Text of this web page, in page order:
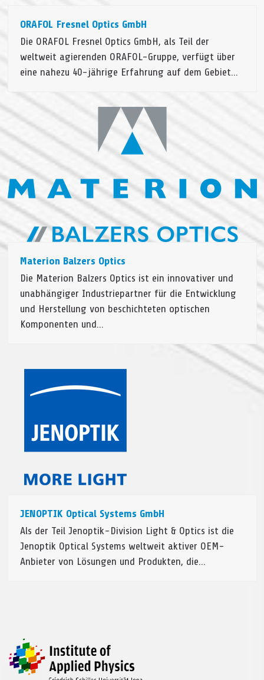
ORAFOL Fresnel Optics GmbH
Die ORAFOL Fresnel Optics GmbH, als Teil der
weltweit agierenden ORAFOL-Gruppe, verfügt über
eine nahezu 40-jährige Erfahrung auf dem Gebiet…
Materion Balzers Optics
Die Materion Balzers Optics ist ein innovativer und
unabhängiger Industriepartner für die Entwicklung
und Herstellung von beschichteten optischen
Komponenten und…
JENOPTIK Optical Systems GmbH
Als der Teil Jenoptik-Division Light & Optics ist die
Jenoptik Optical Systems weltweit aktiver OEM-
Anbieter von Lösungen und Produkten, die…